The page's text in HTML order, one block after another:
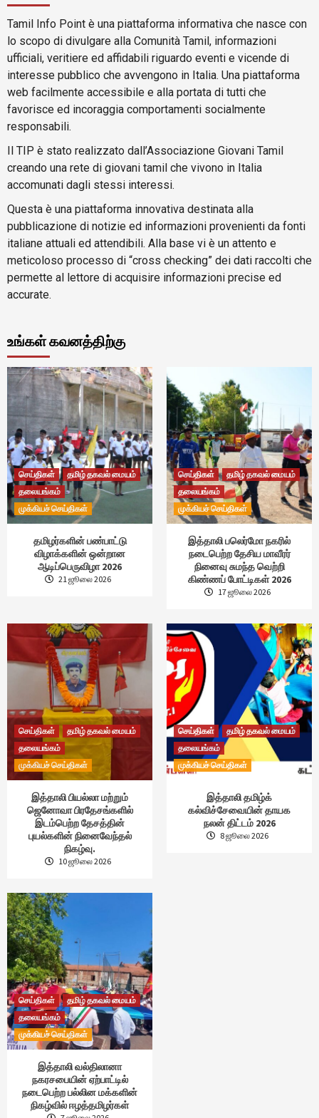
Tamil Info Point è una piattaforma informativa che nasce con
lo scopo di divulgare alla Comunità Tamil, informazioni
ufficiali, veritiere ed affidabili riguardo eventi e vicende di
interesse pubblico che avvengono in Italia. Una piattaforma
web facilmente accessibile e alla portata di tutti che
favorisce ed incoraggia comportamenti socialmente
responsabili.
Il TIP è stato realizzato dall’Associazione Giovani Tamil
creando una rete di giovani tamil che vivono in Italia
accomunati dagli stessi interessi.
Questa è una piattaforma innovativa destinata alla
pubblicazione di notizie ed informazioni provenienti da fonti
italiane attuali ed attendibili. Alla base vi è un attento e
meticoloso processo di “cross checking” dei dati raccolti che
permette al lettore di acquisire informazioni precise ed
accurate.
உங்கள் கவனத்திற்கு
செய்திகள்
தமிழ் தகவல் மையம்
தலையங்கம்
முக்கியச் செய்திகள்
தமிழர்களின் பண்பாட்டு
விழாக்களின் ஒன்றான
ஆடிப்பெருவிழா 2026
21 ஜூலை 2026
செய்திகள்
தமிழ் தகவல் மையம்
தலையங்கம்
முக்கியச் செய்திகள்
இத்தாலி பலெர்மோ நகரில்
நடைபெற்ற தேசிய மாவீரர்
நினைவு சுமந்த வெற்றி
கிண்ணப் போட்டிகள் 2026
17 ஜூலை 2026
செய்திகள்
தமிழ் தகவல் மையம்
தலையங்கம்
முக்கியச் செய்திகள்
இத்தாலி பியல்லா மற்றும்
ஜெனோவா பிரதேசங்களில்
இடம்பெற்ற தேசத்தின்
புயல்களின் நினைவேந்தல்
நிகழ்வு.
10 ஜூலை 2026
செய்திகள்
தமிழ் தகவல் மையம்
தலையங்கம்
முக்கியச் செய்திகள்
இத்தாலி தமிழ்க்
கல்விச்சேவையின் தாயக
நலன் திட்டம் 2026
8 ஜூலை 2026
செய்திகள்
தமிழ் தகவல் மையம்
தலையங்கம்
முக்கியச் செய்திகள்
இத்தாலி வல்திலானா
நகரசபையின் ஏற்பாட்டில்
நடைபெற்ற பல்லின மக்களின்
நிகழ்வில் ஈழத்தமிழர்கள்